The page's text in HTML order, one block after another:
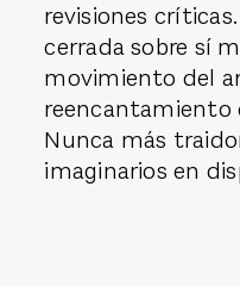
revisiones
cerrada sobre sí
movimiento del
reencantamiento
Nunca más
imaginarios en